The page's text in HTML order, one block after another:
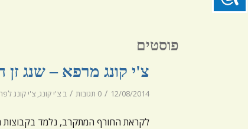
פוסטים
צ'י קונג מרפא – שנג זן
12/08/2014
/ 0 תגובות / ב צ'י קונג, צ'י קונג
לקראת החורף המתקרב, נלמד בקבוצות